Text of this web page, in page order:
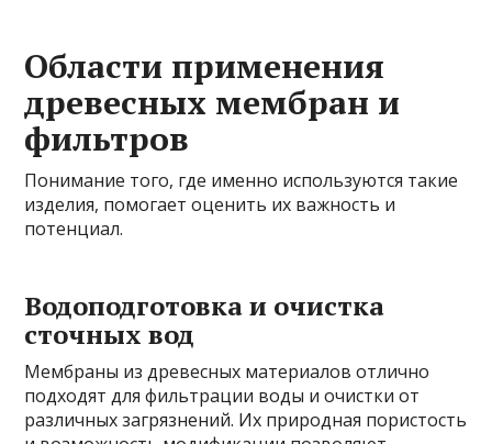
Области применения
древесных мембран и
фильтров
Понимание того, где именно используются такие
изделия, помогает оценить их важность и
потенциал.
Водоподготовка и очистка
сточных вод
Мембраны из древесных материалов отлично
подходят для фильтрации воды и очистки от
различных загрязнений. Их природная пористость